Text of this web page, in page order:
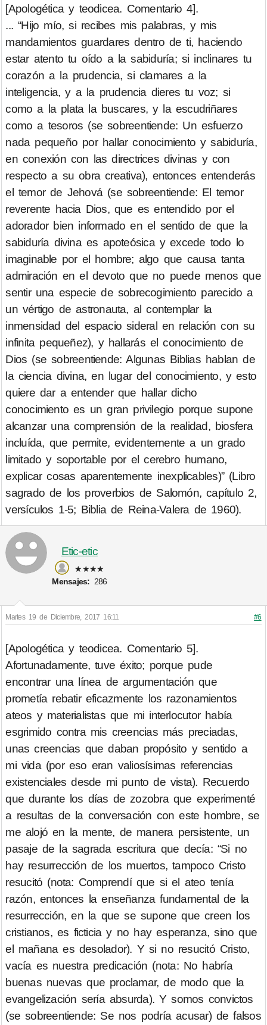
[Apologética y teodicea. Comentario 4].
... “Hijo mío, si recibes mis palabras, y mis
mandamientos guardares dentro de ti, haciendo
estar atento tu oído a la sabiduría; si inclinares tu
corazón a la prudencia, si clamares a la
inteligencia, y a la prudencia dieres tu voz; si
como a la plata la buscares, y la escudriñares
como a tesoros (se sobreentiende: Un esfuerzo
nada pequeño por hallar conocimiento y sabiduría,
en conexión con las directrices divinas y con
respecto a su obra creativa), entonces entenderás
el temor de Jehová (se sobreentiende: El temor
reverente hacia Dios, que es entendido por el
adorador bien informado en el sentido de que la
sabiduría divina es apoteósica y excede todo lo
imaginable por el hombre; algo que causa tanta
admiración en el devoto que no puede menos que
sentir una especie de sobrecogimiento parecido a
un vértigo de astronauta, al contemplar la
inmensidad del espacio sideral en relación con su
infinita pequeñez), y hallarás el conocimiento de
Dios (se sobreentiende: Algunas Biblias hablan de
la ciencia divina, en lugar del conocimiento, y esto
quiere dar a entender que hallar dicho
conocimiento es un gran privilegio porque supone
alcanzar una comprensión de la realidad, biosfera
incluída, que permite, evidentemente a un grado
limitado y soportable por el cerebro humano,
explicar cosas aparentemente inexplicables)” (Libro
sagrado de los proverbios de Salomón, capítulo 2,
versículos 1-5; Biblia de Reina-Valera de 1960).
Etic-etic
★★★★
Mensajes: 286
Martes 19 de Diciembre, 2017 16:11 #6
[Apologética y teodicea. Comentario 5].
Afortunadamente, tuve éxito; porque pude
encontrar una línea de argumentación que
prometía rebatir eficazmente los razonamientos
ateos y materialistas que mi interlocutor había
esgrimido contra mis creencias más preciadas,
unas creencias que daban propósito y sentido a
mi vida (por eso eran valiosísimas referencias
existenciales desde mi punto de vista). Recuerdo
que durante los días de zozobra que experimenté
a resultas de la conversación con este hombre, se
me alojó en la mente, de manera persistente, un
pasaje de la sagrada escritura que decía: “Si no
hay resurrección de los muertos, tampoco Cristo
resucitó (nota: Comprendí que si el ateo tenía
razón, entonces la enseñanza fundamental de la
resurrección, en la que se supone que creen los
cristianos, es ficticia y no hay esperanza, sino que
el mañana es desolador). Y si no resucitó Cristo,
vacía es nuestra predicación (nota: No habría
buenas nuevas que proclamar, de modo que la
evangelización sería absurda). Y somos convictos
(se sobreentiende: Se nos podría acusar) de falsos